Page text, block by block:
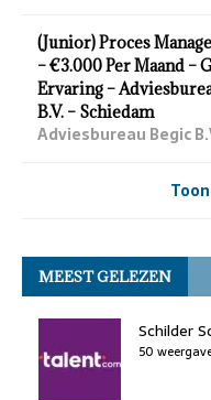
(Junior) Proces
– €3.000 Per Maand –
Ervaring –
B.V. – Schiedam
Adviesbureau Begic
MEEST GELEZEN
Schilder
50